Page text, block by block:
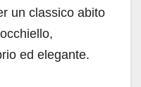
un classico abito
ed elegante.